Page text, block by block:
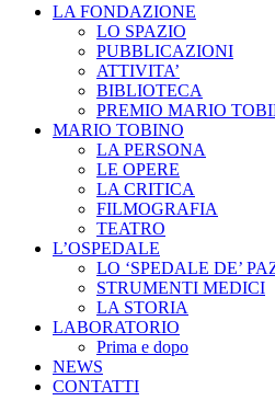
LA FONDAZIONE
LO SPAZIO
PUBBLICAZIONI
ATTIVITA’
BIBLIOTECA
PREMIO MARIO
MARIO TOBINO
LA PERSONA
LE OPERE
LA CRITICA
FILMOGRAFIA
TEATRO
L’OSPEDALE
LO ‘SPEDALE DE’
STRUMENTI MEDICI
LA STORIA
LABORATORIO
Prima e dopo
NEWS
CONTATTI